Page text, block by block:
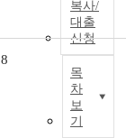
복사/
대출
신청
목
차
보
기
8